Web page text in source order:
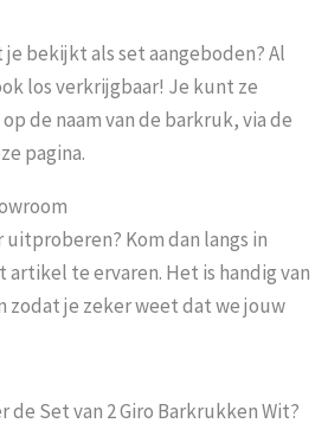
bekijkt als set aangeboden? Al
los verkrijgbaar! Je kunt ze
de naam van de barkruk, via de
pagina.
Kom dan langs in
artikel te ervaren. Het is handig van
zodat je zeker weet dat we jouw
de Set van 2 Giro Barkrukken Wit?